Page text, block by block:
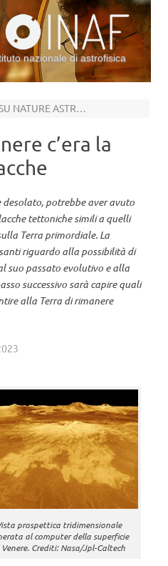
nazionale di astrofisica
LO STUDIO È PUBBLICATO SU NATURE ASTRONOMY
c’era la
desolato, potrebbe aver avuto
tettoniche simili a quelli
Terra primordiale. La
riguardo alla possibilità di
suo passato evolutivo e alla
successivo sarà capire quali
alla Terra di rimanere
prospettica tridimensionale
al computer della superficie
Crediti: Nasa/Jpl-Caltech